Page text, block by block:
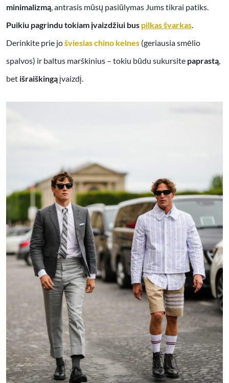
minimalizmą, antrasis mūsų pasiūlymas Jums tikrai patiks.
Puikiu pagrindu tokiam įvaizdžiui bus pilkas švarkas.
Derinkite prie jošviesias chino kelnes (geriausia smėlio
spalvos) ir baltus marškinius – tokiu būdu sukursite paprastą,
bet išraiškingą įvaizdį.